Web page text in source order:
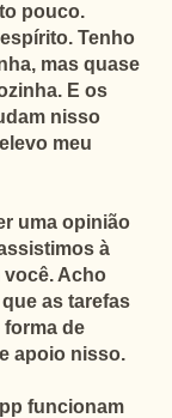
pouco.
Tenho
mas quase
E os
nisso
meu
uma opinião
à
você. Acho
as tarefas
de
apoio nisso.
funcionam